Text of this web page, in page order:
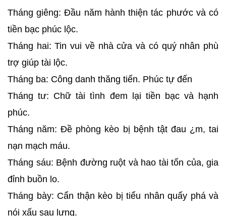
Tháng giêng: Đầu năm hành thiện tác phước và có
tiền bạc phúc lộc.
Tháng hai: Tin vui về nhà cửa và có quý nhân phù
trợ giúp tài lộc.
Tháng ba: Công danh thăng tiến. Phúc tự đến
Tháng tư: Chữ tài tình đem lại tiền bạc và hạnh
phúc.
Tháng năm: Đề phòng kèo bị bệnh tật đau ¿m, tai
nạn mạch máu.
Tháng sáu: Bệnh đường ruột và hao tài tốn của, gia
đỉnh buồn lo.
Tháng bày: Cẩn thận kèo bị tiểu nhân quấy phá và
nói xấu sau lưng.